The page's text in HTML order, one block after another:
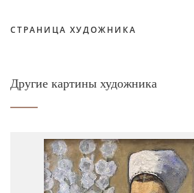
СТРАНИЦА ХУДОЖНИКА
Другие картины художника